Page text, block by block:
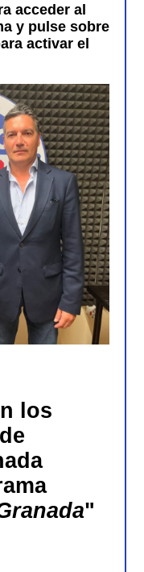
acceder al
y pulse sobre
activar el
los
"